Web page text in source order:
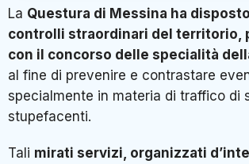
La Questura di Messina ha
controlli straordinari del territorio,
con il concorso delle specialità
al fine di prevenire e contrastare
specialmente in materia di traffico di
stupefacenti.
Tali mirati servizi, organizzati